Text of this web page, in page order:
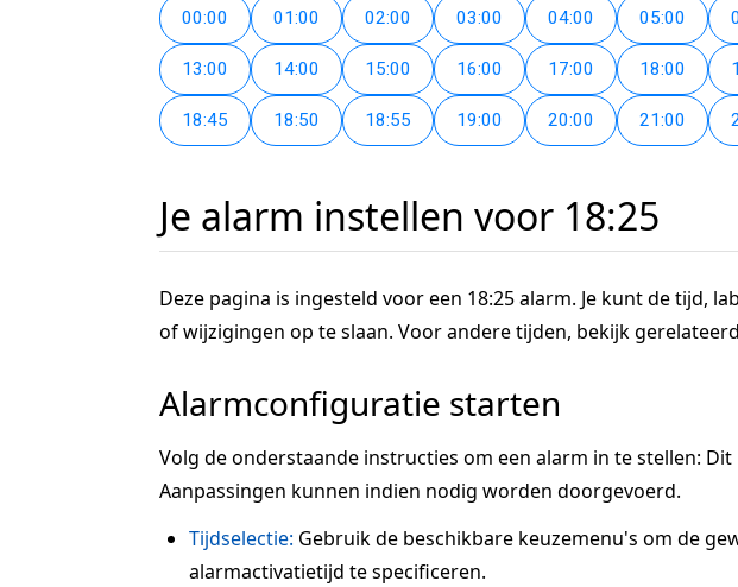
00:00 01:00 02:00 03:00 04:00 05:00
13:00 14:00 15:00 16:00 17:00 18:00
18:45 18:50 18:55 19:00 20:00 21:00
Je alarm instellen voor 18:25
Deze pagina is ingesteld voor een 18:25 alarm. Je kunt de tijd,
of wijzigingen op te slaan. Voor andere tijden, bekijk
Alarmconfiguratie starten
Volg de onderstaande instructies om een alarm in te stellen:
Aanpassingen kunnen indien nodig worden doorgevoerd.
Tijdselectie: Gebruik de beschikbare keuzemenu's om de
alarmactivatietijd te specificeren.